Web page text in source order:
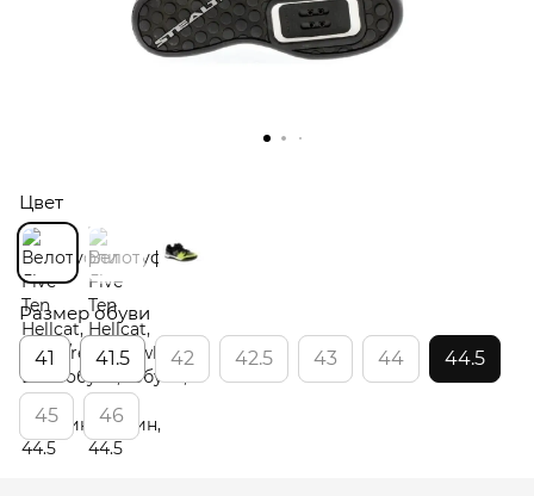
Цвет
Размер обуви
41
41.5 42 42.5 43 44 44.5
45 46